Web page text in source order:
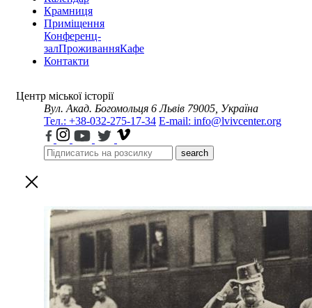
Крамниця
Приміщення
Конференц-
залПроживанняКафе
Контакти
Центр міської історії
Вул. Акад. Богомольця 6 Львів 79005, Україна
Тел.: +38-032-275-17-34 E-mail: info@lvivcenter.org
search